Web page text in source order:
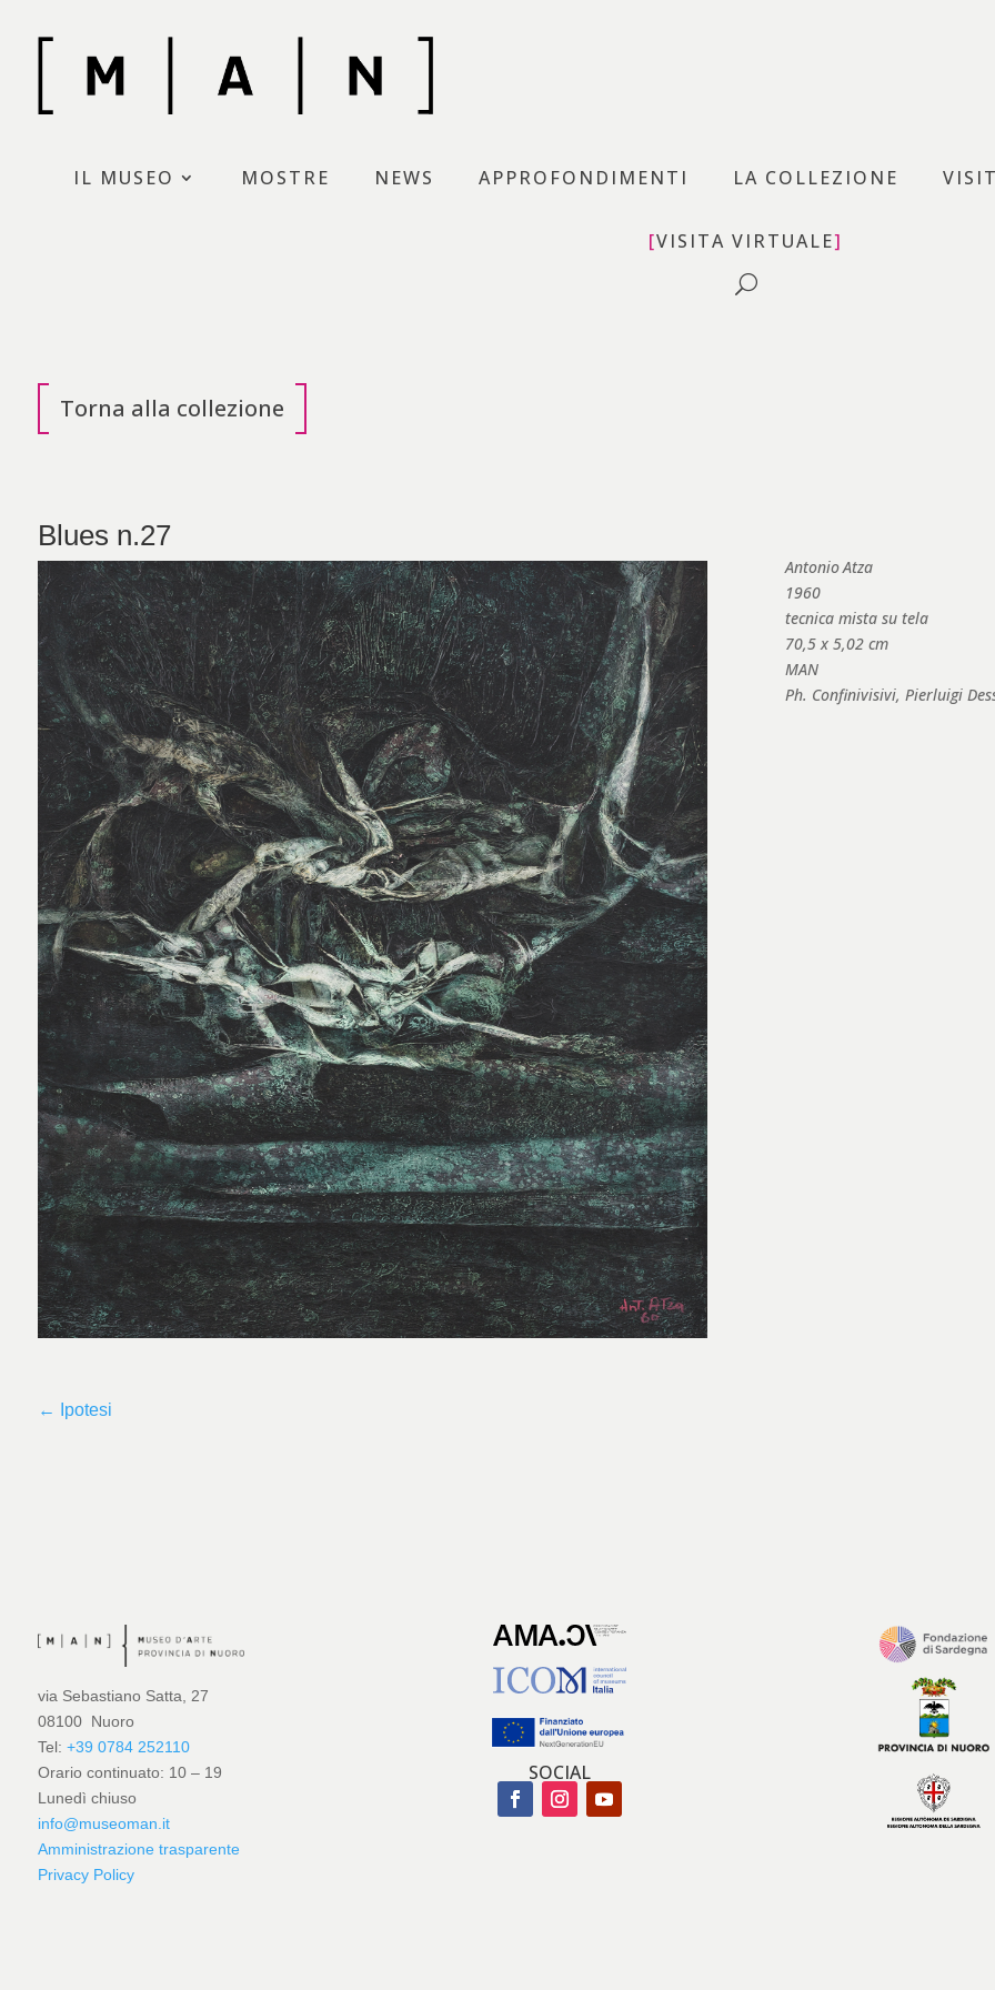
content
IL MUSEO MOSTRE NEWS APPROFONDIMENTI LA COLLEZIONE
VISITA VIRTUALE
Torna alla collezione
Blues n.27
AntonioAtza
1960
tecnica mista su tela
70,5 x 5,02 cm
MAN
Ph. Confinivisivi, Pierluigi
← Ipotesi
via Sebastiano Satta, 27
08100 Nuoro
Tel: +39 0784 252110
Orario continuato: 10 – 19
Lunedì chiuso
info@museoman.it
Amministrazione trasparente
Privacy Policy
SOCIAL